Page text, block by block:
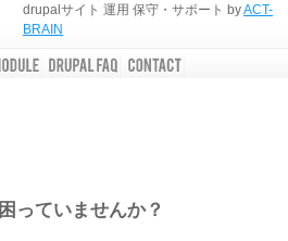
drupalサイト 運用 保守・サポート byACT-
BRAIN
っていませんか？